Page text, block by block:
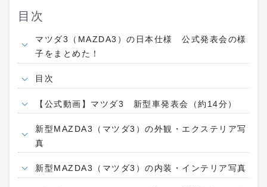
目次
マツダ3（MAZDA3）の日本仕様 公式発表会の様
子をまとめた！
目次
【公式動画】マツダ3 新型車発表会（約14分）
新型MAZDA3（マツダ3）の外観・エクステリア写
真
新型MAZDA3（マツダ3）の内装・インテリア写真